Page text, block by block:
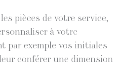
pièces de votre service,
à votre
par exemple vos initiales
conférer une dimension